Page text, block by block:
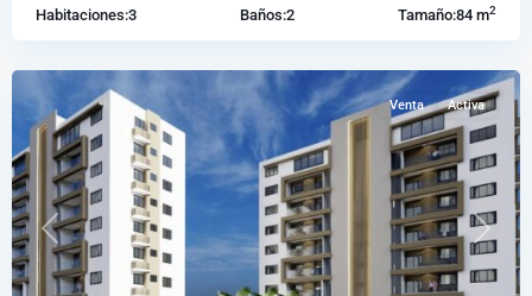
Habitaciones:3 Baños:2 Tamaño:84 m2
los
Previous Next
Venta Activa